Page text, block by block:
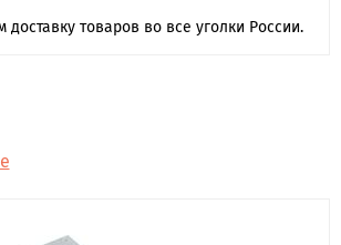
товаров во все уголки России.